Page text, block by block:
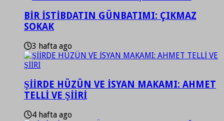
BİR İSTİBDATIN GÜNBATIMI: ÇIKMAZ
SOKAK
3 hafta ago
ŞİİRDE HÜZÜN VE İSYAN MAKAMI: AHMET
TELLİ VE ŞİİRİ
4 hafta ago